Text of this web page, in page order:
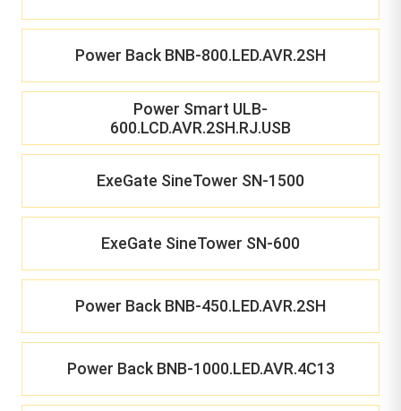
Power Back BNB-800.LED.AVR.2SH
Power Smart ULB-
600.LCD.AVR.2SH.RJ.USB
ExeGate SineTower SN-1500
ExeGate SineTower SN-600
Power Back BNB-450.LED.AVR.2SH
Power Back BNB-1000.LED.AVR.4C13